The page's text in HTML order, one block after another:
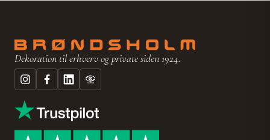
Dekoration til erhverv og private siden 1924.